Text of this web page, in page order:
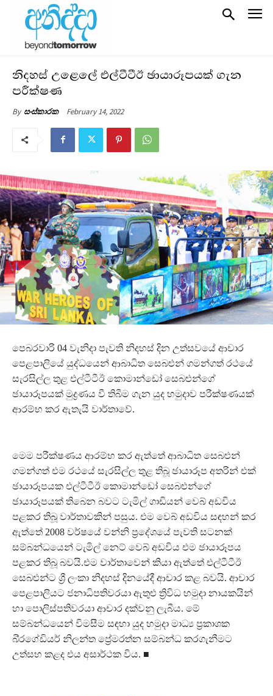
නිදහස් උළෙලේ එල්ටීටීඊ ඡායාරූපයක් ගැන
පරීක්ෂණ
By සංස්කාරක February 14, 2022
පෙබරවාරි 04 වැනිදා පැවති නිදහස් දින උත්සවයේ ආචාර
පෙළපාලියේ යුද්ධයෙන් ආබාධිත සෙබළුන් ගමන්ගත් රථයේ
සැරසිල්ල තුළ එල්ටීටීඊ කොමාන්ඩෝ සෙබළුන්ගේ
ඡායාරූපයක් මුද්‍රණය වී තිබීම ගැන යුද හමුදාව පරීක්ෂණයක්
ආරම්භ කර ඇතැයි වාර්තාවේ.
මෙම පරීක්ෂණය ආරම්භ කර ඇත්තේ ආබාධිත සෙබළුන්
ගමන්ගත් එම රථයේ සැරසිල්ල තුළ තිබූ ඡායාරූප අතරින් එක්
ඡායාරූපයක එල්ටීටීඊ කොමාන්ඩෝ සෙබළුන්ගේ
ඡායාරූපයක් තිබෙන බවට ටැමිල් ගාඩියන් වෙබ් අඩවිය
පළකර තිබූ වාර්තාවකින් පසුය. එම වෙබ් අඩවිය සඳහන් කර
ඇත්තේ 2008 වර්ෂයේ වන්නි ප්‍රදේශයේ පැවති සටනක්
සම්බන්ධයෙන් ටැමිල් නෙට් වෙබ් අඩවිය එම ඡායාරූපය
පළකර තිබූ බවයි.එම වාර්තාවෙන් කියා ඇත්තේ එල්ටීටීඊ
සෙබළුන්ට ශ්‍රී ලංකා නිදහස් දිනයේදී ආචාර කළ බවයි. ආචාර
පෙළපාලියට ජනාධිපතිවරයා ඇතුළු ත්‍රිවිධ හමුදා නායකයින්
හා පොලිස්පතිවරයා ආචාර දක්වනු ලැබීය. මේ
සම්බන්ධයෙන් විමසීම සඳහා යුද හමුදා මාධ්‍ය ප්‍රකාශක
බි්‍රගේඩියර් නිලන්ත ප්‍රේමරත්න සම්බන්ධ කරගැනීමට
උත්සහ කළද එය අසාර්ථක විය. ■